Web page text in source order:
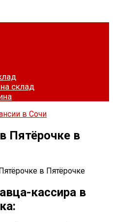
склад
в Сочи
Пятёрочке в
кассира в